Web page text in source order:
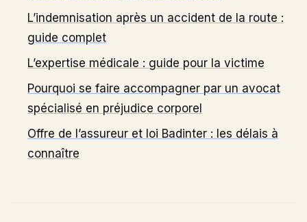
L’indemnisation après un accident de la route :
guide complet
L’expertise médicale : guide pour la victime
Pourquoi se faire accompagner par un avocat
spécialisé en préjudice corporel
Offre de l’assureur et loi Badinter : les délais à
connaître